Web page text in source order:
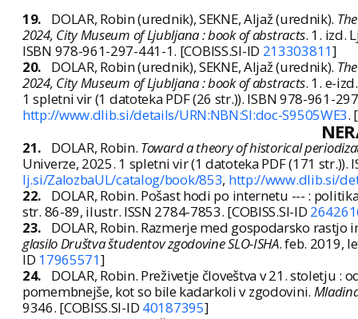
19. DOLAR, Robin (urednik), SEKNE, Aljaž (urednik).
2024, City Museum of Ljubljana : book of abstracts. 1. izd.
ISBN 978-961-297-441-1. [COBISS.SI-ID 213303811]
20.
DOLAR, Robin (urednik), SEKNE, Aljaž (urednik).
2024, City Museum of Ljubljana : book of abstracts. 1. e-
1 spletni vir (1 datoteka PDF (26 str.)). ISBN 978-961-
http://www.dlib.si/details/URN:NBN:SI:doc-S9505WE3.
21. DOLAR, Robin. Toward a theory of historical
Univerze, 2025. 1 spletni vir (1 datoteka PDF (171
lj.si/ZalozbaUL/catalog/book/853, http://www.dlib.si/
22.
DOLAR, Robin. Pošast hodi po internetu --- :
str. 86-89, ilustr. ISSN 2784-7853. [COBISS.SI-ID
23.
DOLAR, Robin. Razmerje med gospodarsko
glasilo Društva študentov zgodovine SLO-ISHA. feb. 2019,
ID 17965571]
24.
DOLAR, Robin. Preživetje človeštva v 21. stoletju
pomembnejše, kot so bile kadarkoli v zgodovini.
9346. [COBISS.SI-ID 40187395]